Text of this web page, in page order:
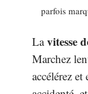
parfois
Lavitesse
Marchez
accélérez